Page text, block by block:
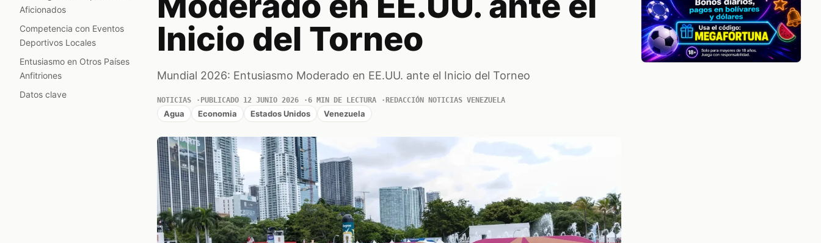
Aficionados
Competencia con Eventos
Deportivos Locales
Entusiasmo en Otros Países
Anfitriones
Datos clave
Inicio del Torneo
Mundial 2026: Entusiasmo Moderado en EE.UU. ante el Inicio del Torneo
NOTICIAS PUBLICADO 12 JUNIO 2026 6 MIN DE LECTURA REDACCIÓN NOTICIAS VENEZUELA
Agua Economia Estados Unidos Venezuela